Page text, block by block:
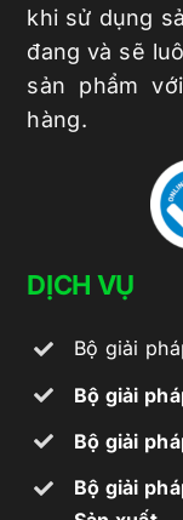
khi sử dụng
đang và sẽ
sản phẩm
hàng.
DỊCH VỤ
Bộ giải
Bộ giải
Bộ giải
Bộ giải